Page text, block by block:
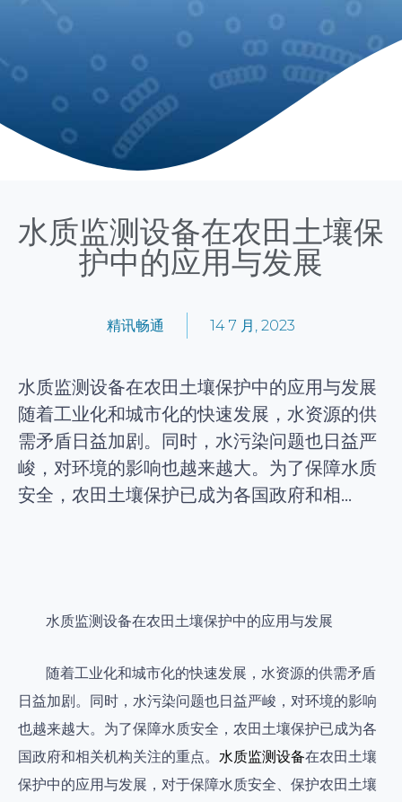
水质监测设备在农田土壤保
护中的应用与发展
精讯畅通 14 7 月, 2023
水质监测设备在农田土壤保护中的应用与发展
随着工业化和城市化的快速发展，水资源的供
需矛盾日益加剧。同时，水污染问题也日益严
峻，对环境的影响也越来越大。为了保障水质
安全，农田土壤保护已成为各国政府和相...
水质监测设备在农田土壤保护中的应用与发展
随着工业化和城市化的快速发展，水资源的供需矛盾
日益加剧。同时，水污染问题也日益严峻，对环境的影响
也越来越大。为了保障水质安全，农田土壤保护已成为各
国政府和相关机构关注的重点。 水质监测设备在农田土壤
保护中的应用与发展，对于保障水质安全、保护农田土壤